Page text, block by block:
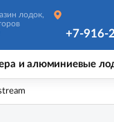
лодок,
+7-916-
и алюминиевые